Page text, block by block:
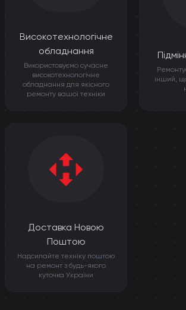
Високотехнологічне
обладнання
Використовуємо сучасне
високотехнологічне
обладнання для якісного
ремонту вашої техніки
інший,
Доставка Новою
Поштою
Надсилайте техніку поштою
на ремонт з будь-якого
куточка України